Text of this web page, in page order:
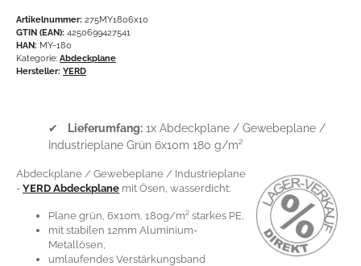
Artikelnummer: 275MY1806x10
GTIN (EAN): 4250699427541
HAN: MY-180
Kategorie: Abdeckplane
Hersteller: YERD
✔ Lieferumfang: 1x Abdeckplane / Gewebeplane /
Industrieplane Grün 6x10m 180 g/m²
Abdeckplane / Gewebeplane / Industrieplane
- YERD Abdeckplane mit Ösen, wasserdicht:
Plane grün, 6x10m, 180g/m² starkes PE,
mit stabilen 12mm Aluminium-
Metallösen,
umlaufendes Verstärkungsband